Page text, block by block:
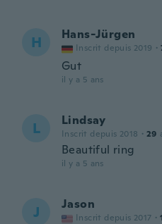
H Hans-Jürgen
Inscrit depuis 2019 ·
Gut
il y a 5 ans
L Lindsay
Inscrit depuis 2018 · 29
Beautiful ring
il y a 5 ans
J Jason
Inscrit depuis 2017 ·